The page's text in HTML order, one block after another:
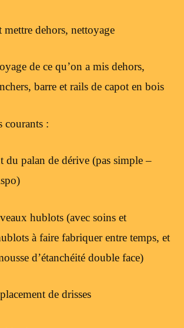
mettre dehors, nettoyage
de ce qu’on a mis dehors,
barre et rails de capot en bois
courants :
du palan de dérive (pas simple –
hublots (avec soins et
à faire fabriquer entre temps, et
d’étanchéité double face)
de drisses